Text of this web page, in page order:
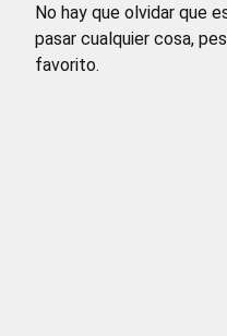
No hay que olvidar que
pasar cualquier cosa,
favorito.